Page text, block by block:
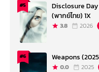
#5
Disclosure Day
(พากย์ไทย) 1X
3.8 2026
#6 Weapons
0.0 2025